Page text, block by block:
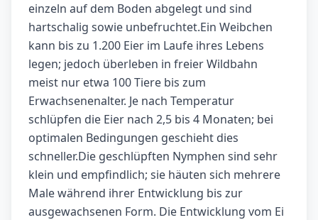
einzeln auf dem Boden abgelegt und sind
hartschalig sowie unbefruchtet.Ein Weibchen
kann bis zu 1.200 Eier im Laufe ihres Lebens
legen; jedoch überleben in freier Wildbahn
meist nur etwa 100 Tiere bis zum
Erwachsenenalter. Je nach Temperatur
schlüpfen die Eier nach 2,5 bis 4 Monaten; bei
optimalen Bedingungen geschieht dies
schneller.Die geschlüpften Nymphen sind sehr
klein und empfindlich; sie häuten sich mehrere
Male während ihrer Entwicklung bis zur
ausgewachsenen Form. Die Entwicklung vom Ei